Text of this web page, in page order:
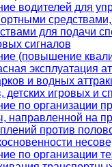
водителей для
для подачи
сигналов
(повышение
эксплуатация
и водных
детских игровых и
по организации
направленной на
против
по организации